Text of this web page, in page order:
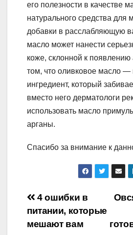
его полезности в качестве
натурального средства для
добавки в расслабляющую
масло может нанести
коже, склонной к появлению
том, что оливковое масло —
ингредиент, который
вместо него дерматологи
использовать масло
арганы.
Спасибо за внимание к
Навигация
по
4 ошибки в
питании, которые
мешают вам